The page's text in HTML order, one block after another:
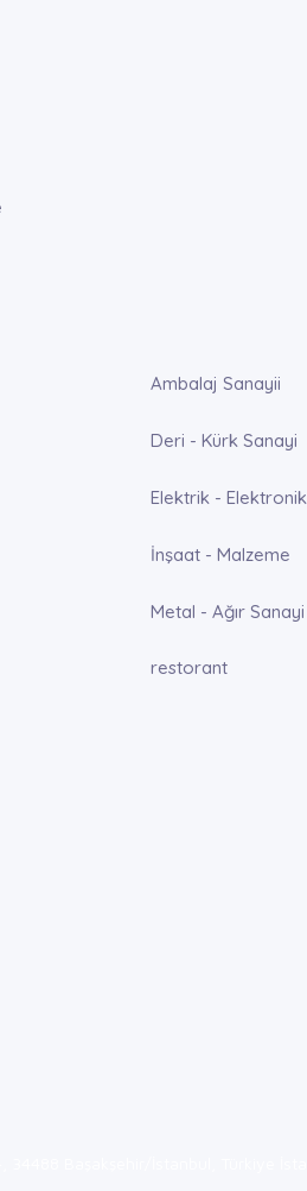
Ambalaj Sanayii
Deri - Kürk Sanayi
Elektrik - Elektronik
İnşaat - Malzeme
Metal - Ağır Sanayi
restorant